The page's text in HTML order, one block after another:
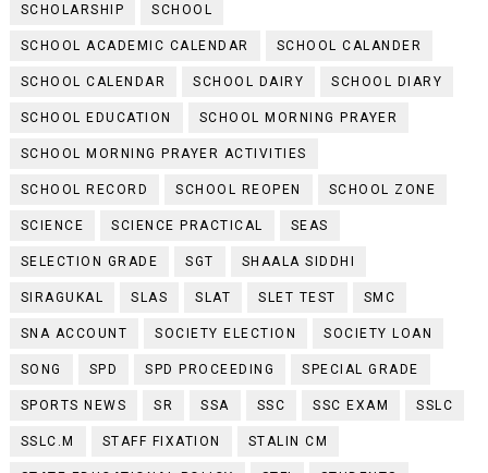
SCHOLARSHIP SCHOOL
SCHOOL ACADEMIC CALENDAR SCHOOL CALANDER
SCHOOL CALENDAR SCHOOL DAIRY SCHOOL DIARY
SCHOOL EDUCATION SCHOOL MORNING PRAYER
SCHOOL MORNING PRAYER ACTIVITIES
SCHOOL RECORD SCHOOL REOPEN SCHOOL ZONE
SCIENCE SCIENCE PRACTICAL SEAS
SELECTION GRADE SGT SHAALA SIDDHI
SIRAGUKAL SLAS SLAT SLET TEST SMC
SNA ACCOUNT SOCIETY ELECTION SOCIETY LOAN
SONG SPD SPD PROCEEDING SPECIAL GRADE
SPORTS NEWS SR SSA SSC SSC EXAM SSLC
SSLC.M STAFF FIXATION STALIN CM